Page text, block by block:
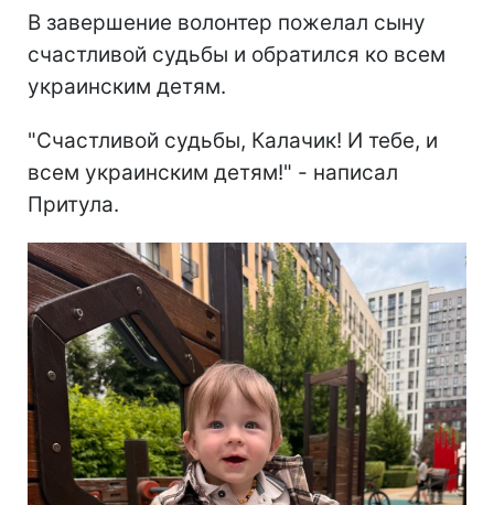
В завершение волонтер пожелал сыну
счастливой судьбы и обратился ко всем
украинским детям.
"Счастливой судьбы, Калачик! И тебе, и
всем украинским детям!" - написал
Притула.